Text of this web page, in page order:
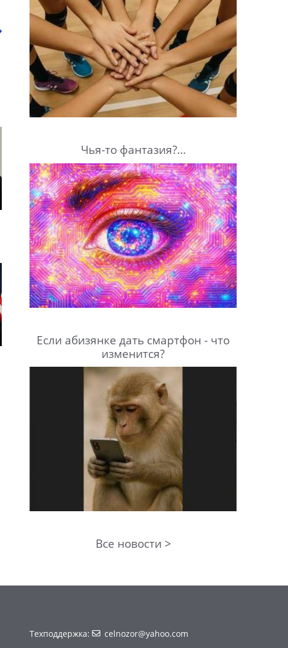
Чья-то фантазия?...
Если абизянке дать смартфон - что
изменится?
Все новости >
Техподдержка: celnozor@yahoo.com